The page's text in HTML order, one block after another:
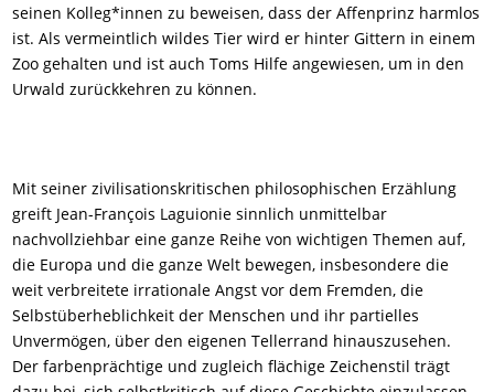
seinen Kolleg*innen zu beweisen, dass der Affenprinz harmlos
ist. Als vermeintlich wildes Tier wird er hinter Gittern in einem
Zoo gehalten und ist auch Toms Hilfe angewiesen, um in den
Urwald zurückkehren zu können.
Mit seiner zivilisationskritischen philosophischen Erzählung
greift Jean-François Laguionie sinnlich unmittelbar
nachvollziehbar eine ganze Reihe von wichtigen Themen auf,
die Europa und die ganze Welt bewegen, insbesondere die
weit verbreitete irrationale Angst vor dem Fremden, die
Selbstüberheblichkeit der Menschen und ihr partielles
Unvermögen, über den eigenen Tellerrand hinauszusehen.
Der farbenprächtige und zugleichflächige Zeichenstil trägt